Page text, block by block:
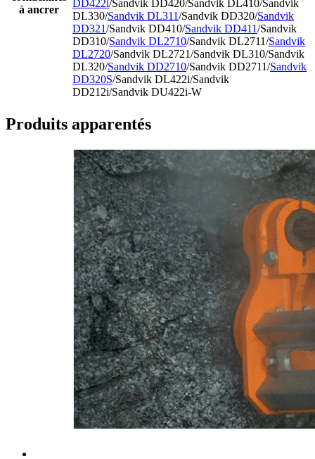
à ancrer
DD422i/Sandvik DD420/Sandvik DL410/Sandvik
DL330/Sandvik DL311/Sandvik DD320/Sandvik
DD321/Sandvik DD410/Sandvik DD411/Sandvik
DD310/Sandvik DL2710/Sandvik DL2711/Sandvik
DL2720/Sandvik DL2721/Sandvik DL310/Sandvik
DL320/Sandvik DD2710/Sandvik DD2711/Sandvik
DD320S/Sandvik DL422i/Sandvik
DD212i/Sandvik DU422i-W
Produits apparentés